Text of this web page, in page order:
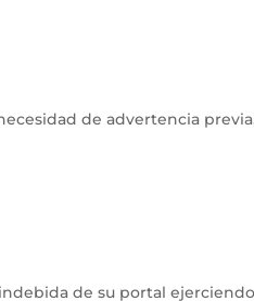
de advertencia
de su portal